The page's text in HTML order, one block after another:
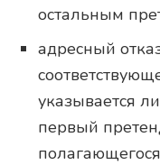
остальным
адресный
указывается
первый